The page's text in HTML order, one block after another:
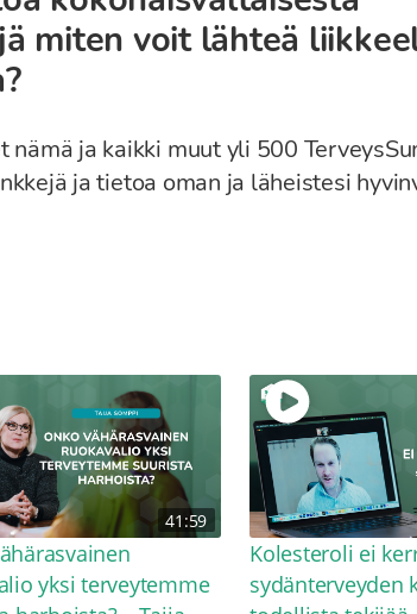
miten voit lähteä
nämä ja kaikki muut yli 500
ja tietoa oman ja läheistesi
41:59
yksi terveytemme
Kolesteroli ei
sydänterveyden